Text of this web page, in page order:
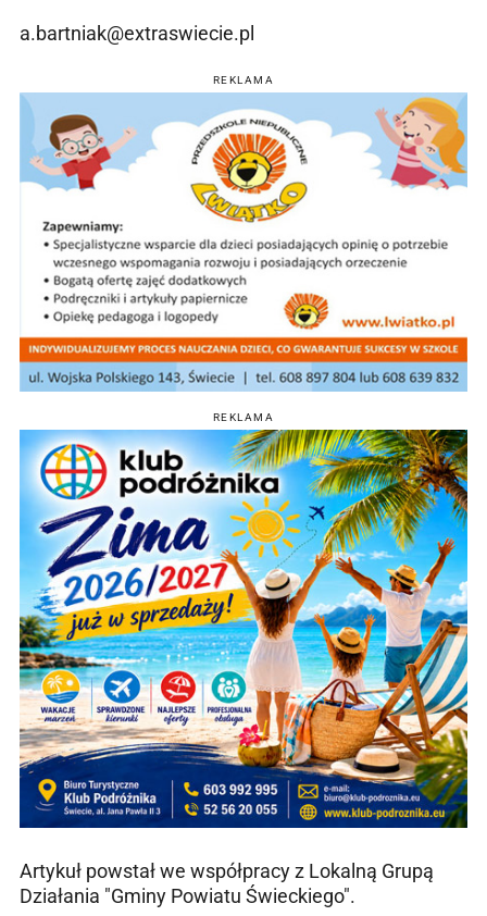
a.bartniak@extraswiecie.pl
REKLAMA
REKLAMA
Artykuł powstał we współpracy z Lokalną Grupą
Działania "Gminy Powiatu Świeckiego".